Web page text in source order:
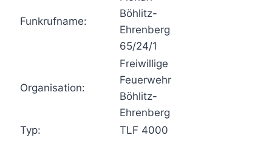
Funkrufname:
Böhlitz-
Ehrenberg
65/24/1
Organisation:
Freiwillige
Feuerwehr
Böhlitz-
Ehrenberg
Typ:
TLF 4000